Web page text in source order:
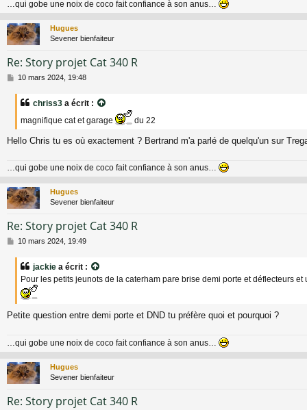
…qui gobe une noix de coco fait confiance à son anus…
Hugues
Sevener bienfaiteur
Re: Story projet Cat 340 R
M
g
e
10 mars 2024, 19:48
chriss3 a écrit :
magnifique cat et garage
du 22
Hello Chris tu es où exactement ? Bertrand m'a parlé de quelqu'un sur
…qui gobe une noix de coco fait confiance à son anus…
Hugues
Sevener bienfaiteur
Re: Story projet Cat 340 R
M10 mars 2024, 19:49
jackie a écrit :
Pour les petits jeunots de la caterham pare brise demi porte et déflecteurs et
Petite question entre demi porte et DND tu préfère quoi et pourquoi ?
…qui gobe une noix de coco fait confiance à son anus…
Hugues
Sevener bienfaiteur
Re: Story projet Cat 340 R